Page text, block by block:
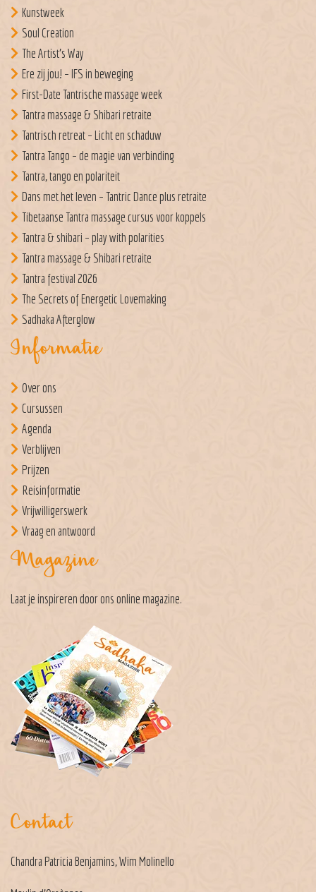
Kunstweek
Soul Creation
The Artist’s Way
Ere zij jou! – IFS in beweging
First-Date Tantrische massage week
Tantra massage & Shibari retraite
Tantrisch retreat – Licht en schaduw
Tantra Tango – de magie van verbinding
Tantra, tango en polariteit
Dans met het leven – Tantric Dance plus retraite
Tibetaanse Tantra massage cursus voor koppels
Tantra & shibari – play with polarities
Tantra massage & Shibari retraite
Tantra festival 2026
The Secrets of Energetic Lovemaking
Sadhaka Afterglow
Informatie
Over ons
Cursussen
Agenda
Verblijven
Prijzen
Reisinformatie
Vrijwilligerswerk
Vraag en antwoord
Magazine
Laat je inspireren door onsonline magazine.
Contact
Chandra Patricia Benjamins, Wim Molinello